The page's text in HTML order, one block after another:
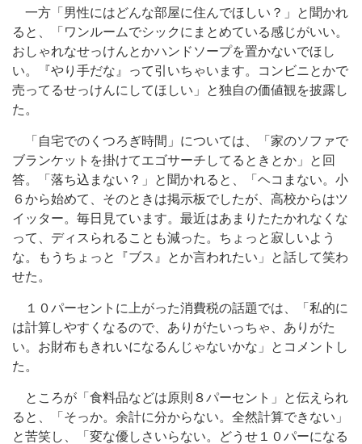
一方「男性にはどんな部屋に住んでほしい？」と聞かれ
ると、「ワンルームでシックにまとめている感じがいい。
おしゃれなせっけんとかハンドソープを置かないでほし
い。『やり手だな』って引いちゃいます。コンビニとかで
売ってるせっけんにしてほしい」と独自の価値観を披露し
た。
「自宅でのくつろぎ時間」については、「家のソファで
ブランケットを掛けてエゴサーチしてるときとか」と回
答。「落ち込まない？」と聞かれると、「ヘコまない。小
６から始めて、そのときは掲示板でしたが、高校からはツ
イッター。毎日見ています。最近はあまりたたかれなくな
って、ディスられることも減った。ちょっと寂しいよう
な。もうちょっと『ブス』とか言われたい」と話して笑わ
せた。
１０パーセントに上がった消費税の話題では、「私的に
は計算しやすくなるので、ありがたいっちゃ、ありがた
い。お財布もきれいになるんじゃないかな」とコメントし
た。
ところが「食料品などは原則８パーセント」と伝えられ
ると、「そっか。余計に分からない。全然計算できない」
と苦笑し、「変な優しさいらない。どうせ１０パーになる